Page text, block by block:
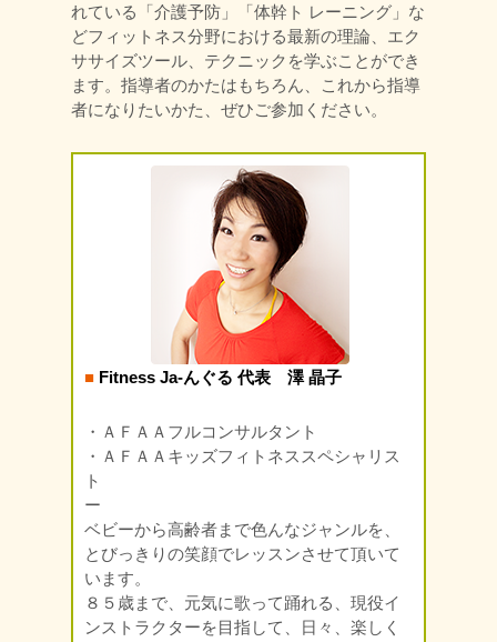
れている「介護予防」「体幹ト レーニング」な
どフィットネス分野における最新の理論、エク
ササイズツール、テクニックを学ぶことができ
ます。指導者のかたはもちろん、これから指導
者になりたいかた、ぜひご参加ください。
■ Fitness Ja-んぐる 代表 澤 晶子
・ＡＦＡＡフルコンサルタント
・ＡＦＡＡキッズフィトネススペシャリス
ト
ー
ベビーから高齢者まで色んなジャンルを、
とびっきりの笑顔でレッスンさせて頂いて
います。
８５歳まで、元気に歌って踊れる、現役イ
ンストラクターを目指して、日々、楽しく